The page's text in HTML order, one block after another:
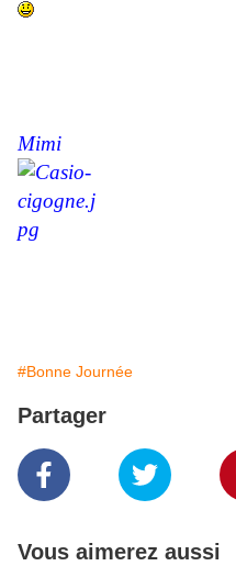
Mimi
#Bonne Journée
Partager
Vous aimerez aussi